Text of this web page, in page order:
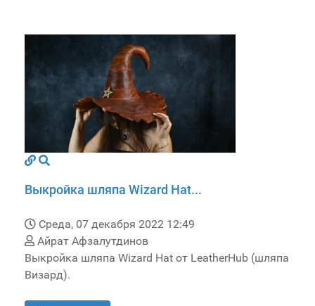
Выкройка шляпа Wizard Hat...
Среда, 07 декабря 2022 12:49
Айрат Афзалутдинов
Выкройка шляпа Wizard Hat от LeatherHub (шляпа
Визард).